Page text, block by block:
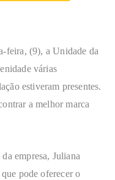
feira, (9), a Unidade da
várias
estiveram presentes.
a melhor marca
empresa, Juliana
pode oferecer o